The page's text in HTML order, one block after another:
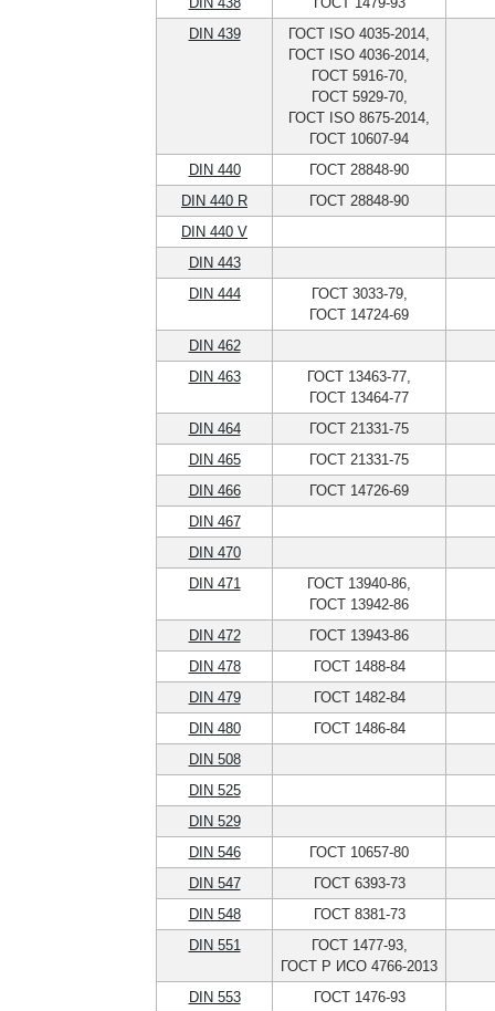
DIN 439
ГОСТ ISO 4035-2014,
ГОСТ ISO 4036-2014,
ГОСТ 5916-70,
ГОСТ 5929-70,
ГОСТ ISO 8675-2014,
ГОСТ 10607-94
DIN 440
ГОСТ 28848-90
DIN 440 R
ГОСТ 28848-90
DIN 440 V
DIN 443
DIN 444
ГОСТ 3033-79,
ГОСТ 14724-69
DIN 462
DIN 463
ГОСТ 13463-77,
ГОСТ 13464-77
DIN 464
ГОСТ 21331-75
DIN 465
ГОСТ 21331-75
DIN 466
ГОСТ 14726-69
DIN 467
DIN 470
DIN 471
ГОСТ 13940-86,
ГОСТ 13942-86
DIN 472
ГОСТ 13943-86
DIN 478
ГОСТ 1488-84
DIN 479
ГОСТ 1482-84
DIN 480
ГОСТ 1486-84
DIN 508
DIN 525
DIN 529
DIN 546
ГОСТ 10657-80
DIN 547
ГОСТ 6393-73
DIN 548
ГОСТ 8381-73
DIN 551
ГОСТ 1477-93,
ГОСТ Р ИСО 4766-2013
DIN 553
ГОСТ 1476-93